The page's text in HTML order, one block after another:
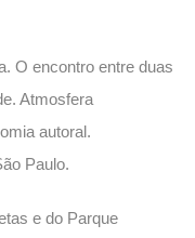
O encontro entre duas
Atmosfera
autoral.
Paulo.
e do Parque